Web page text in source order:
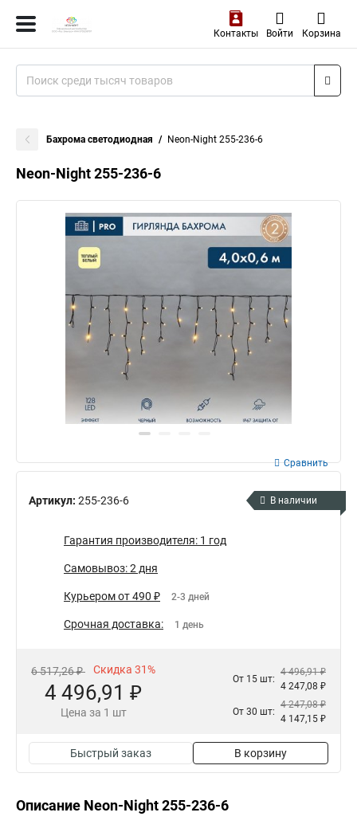
Контакты Войти Корзина
Бахрома светодиодная Neon-Night 255-236-6
Neon-Night 255-236-6
Артикул: 255-236-6
Сравнить
В наличии
Гарантия производителя: 1 год
Самовывоз: 2 дня
Курьером от 490 ₽ 2-3 дней
Срочная доставка: 1 день
6 517,26 ₽ Скидка 31%
4 496,91 ₽
Цена за 1 шт
От 15 шт:
4 496,91 ₽
4 247,08 ₽
От 30 шт:
4 247,08 ₽
4 147,15 ₽
Быстрый заказ В корзину
Описание Neon-Night 255-236-6